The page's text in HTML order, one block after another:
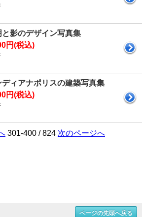
と影のデザイン写真集
円(税込)
ディアナポリスの建築写真集
円(税込)
301-400 / 824 次のページへ
ページの先頭へ戻る